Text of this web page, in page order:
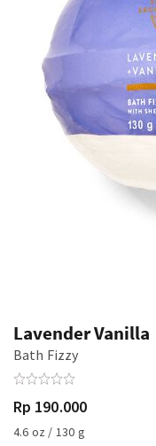
Lavender Vanilla
Bath Fizzy
Rp 190.000
4.6 oz / 130 g